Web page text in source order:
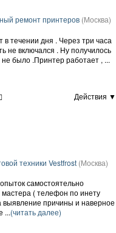
ремонт принтеров (Москва)
в течении дня . Через три часа
не включался . Ну получилось
было .Принтер работает , ...
Действия ▼
техники Vestfrost (Москва)
самостоятельно
( телефон по инету
причины и наверное
...(читать далее)